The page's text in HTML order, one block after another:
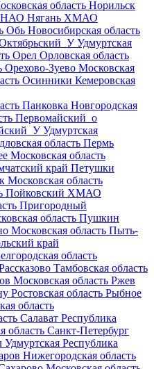
область Норильск
Нягань ХМАО
Обь Новосибирская область
Удмуртская
Орел Орловская область
Орехово-Зуево Московская
Осинники Кемеровская
Панковка Новгородская
Первомайский_о
Удмуртская
область Пермь
Московская область
край Петушки
Московская область
Пойковский ХМАО
Пригородный
область Пушкин
Московская область Пыть-
край
область
Тамбовская область
Московская область Ржев
Ростовская область Рыбное
область
Салават Республика
область Санкт-Петербург
Удмуртская Республика
Нижегородская область